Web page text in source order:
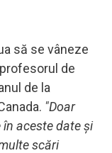
să se vâneze
de
de la
"Doar
aceste date și
scări